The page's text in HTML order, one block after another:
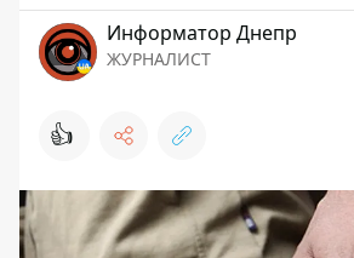
Информатор Днепр
ЖУРНАЛИСТ
👍